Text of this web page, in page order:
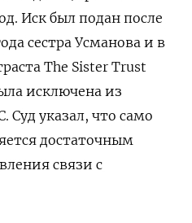
Иск был подан после
сестра Усманова и в
The Sister Trust
исключена из
Суд указал, что само
достаточным
связи с